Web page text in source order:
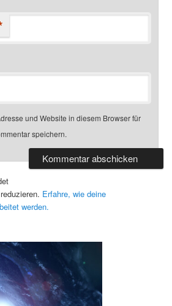
und Website in diesem Browser für
speichern.
Erfahre, wie deine
werden.